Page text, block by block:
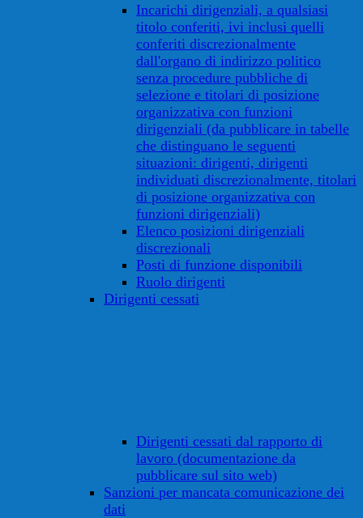
Incarichi dirigenziali, a qualsiasi
titolo conferiti, ivi inclusi quelli
conferiti discrezionalmente
dall'organo di indirizzo politico
senza procedure pubbliche di
selezione e titolari di posizione
organizzativa con funzioni
dirigenziali (da pubblicare in tabelle
che distinguano le seguenti
situazioni: dirigenti, dirigenti
individuati discrezionalmente, titolari
di posizione organizzativa con
funzioni dirigenziali)
Elenco posizioni dirigenziali
discrezionali
Posti di funzione disponibili
Ruolo dirigenti
Dirigenti cessati
Dirigenti cessati dal rapporto di
lavoro (documentazione da
pubblicare sul sito web)
Sanzioni per mancata comunicazione dei
dati